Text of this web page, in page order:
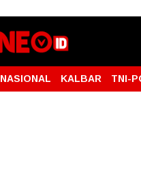
NASIONAL KALBAR TNI-